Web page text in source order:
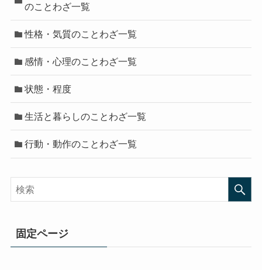
のことわざ一覧
性格・気質のことわざ一覧
感情・心理のことわざ一覧
状態・程度
生活と暮らしのことわざ一覧
行動・動作のことわざ一覧
固定ページ